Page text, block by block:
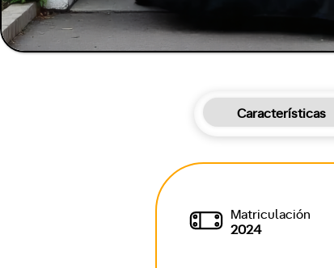
Características
Matriculación
2024